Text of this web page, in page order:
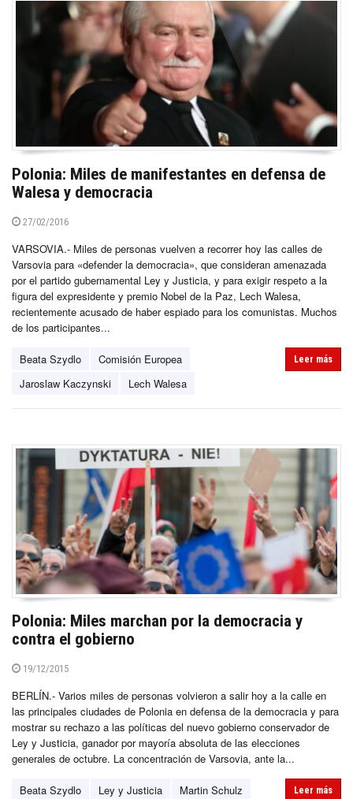
Polonia: Miles de manifestantes en defensa de
Walesa y democracia
27/02/2016
VARSOVIA.- Miles de personas vuelven a recorrer hoy las calles de
Varsovia para «defender la democracia», que consideran amenazada
por el partido gubernamental Ley y Justicia, y para exigir respeto a la
figura del expresidente y premio Nobel de la Paz, Lech Walesa,
recientemente acusado de haber espiado para los comunistas. Muchos
de los participantes...
Beata Szydlo
Comisión Europea
Jaroslaw Kaczynski
Lech Walesa
Leer más
Polonia: Miles marchan por la democracia y
contra el gobierno
19/12/2015
BERLÍN.- Varios miles de personas volvieron a salir hoy a la calle en
las principales ciudades de Polonia en defensa de la democracia y para
mostrar su rechazo a las políticas del nuevo gobierno conservador de
Ley y Justicia, ganador por mayoría absoluta de las elecciones
generales de octubre. La concentración de Varsovia, ante la...
Beata Szydlo Ley y Justicia
Martin Schulz
Leer más